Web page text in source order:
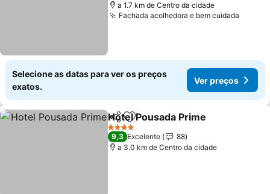
a 1.7 km de Centro da cidade
Fachada acolhedora e bem cuidada
Selecione as datas para ver os preços
exatos.
Ver preços
PartilharAdicionar aos favoritos
Hotel Pousada Prime
4 Estrelas
9,3 Excelente
88
a 3.0 km de Centro da cidade